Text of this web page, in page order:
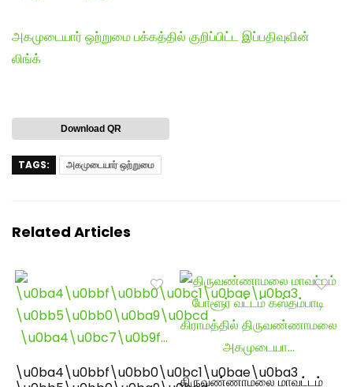
அகமுடையார் ஒற்றுமை பக்கத்தில் குறிப்பிட்ட இப்பதிவுவின்
லிங்க்
Download QR
TAGS: அகமுடையார் ஒற்றுமை
Related Articles
\u0ba4\u0bbf\u0bb0\u0bc1\u0bae\u0ba3
திருவண்ணாமலை மாவட்டம்